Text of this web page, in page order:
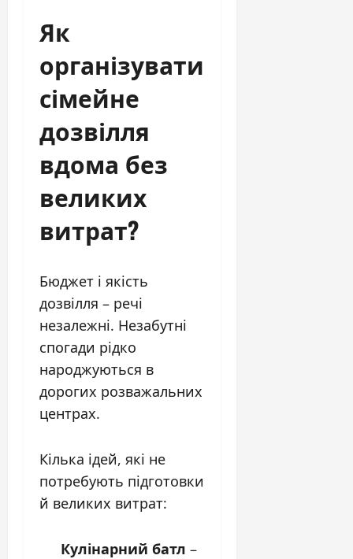
Як
організувати
сімейне
дозвілля
вдома без
великих
витрат?
Бюджет і якість
дозвілля – речі
незалежні. Незабутні
спогади рідко
народжуються в
дорогих розважальних
центрах.
Кілька ідей, які не
потребують підготовки
й великих витрат:
Кулінарний батл –